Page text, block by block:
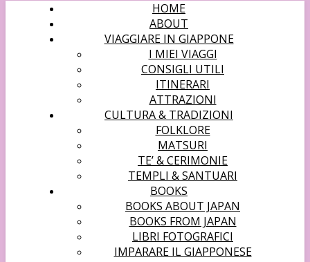
HOME
ABOUT
VIAGGIARE IN GIAPPONE
I MIEI VIAGGI
CONSIGLI UTILI
ITINERARI
ATTRAZIONI
CULTURA & TRADIZIONI
FOLKLORE
MATSURI
TE’ & CERIMONIE
TEMPLI & SANTUARI
BOOKS
BOOKS ABOUT JAPAN
BOOKS FROM JAPAN
LIBRI FOTOGRAFICI
IMPARARE IL GIAPPONESE